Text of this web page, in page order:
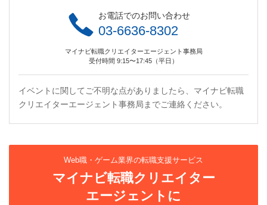
お電話でのお問い合わせ
03-6636-8302
マイナビ転職クリエイターエージェント事務局
受付時間 9:15〜17:45（平日）
イベントに関してご不明な点がありましたら、マイナビ転職
クリエイターエージェント事務局までご連絡ください。
Web職・ゲーム業界の転職支援サービス
マイナビ転職クリエイター
エージェントに